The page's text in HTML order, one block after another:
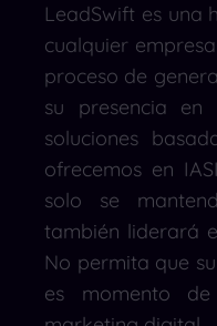
LeadSwift es una
cualquier
proceso de
su presencia en
soluciones
ofrecemos en
solo se
también liderará
No permita que
es momento